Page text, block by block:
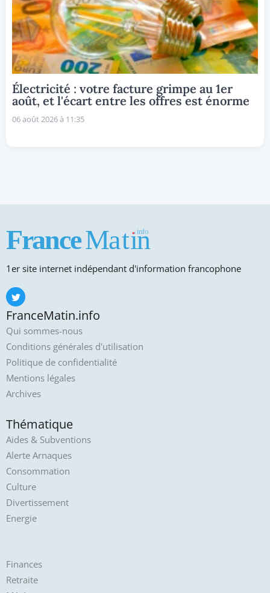
Électricité : votre facture grimpe au 1er
août, et l'écart entre les offres est énorme
06 août 2026 à 11:35
1er site internet indépendant d'information francophone
FranceMatin.info
Qui sommes-nous
Conditions générales d'utilisation
Politique de confidentialité
Mentions légales
Archives
Thématique
Aides & Subventions
Alerte Arnaques
Consommation
Culture
Divertissement
Energie
Finances
Retraite